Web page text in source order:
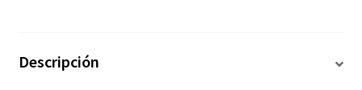
Descripción